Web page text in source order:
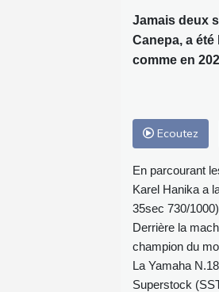
Jamais deux
Canepa, a
comme en
Ecoutez
En parcourant
Karel Hanika a
35sec 730/
Derrière la
champion du
La Yamaha
Superstock